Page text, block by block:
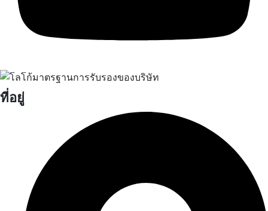
ที่อยู่